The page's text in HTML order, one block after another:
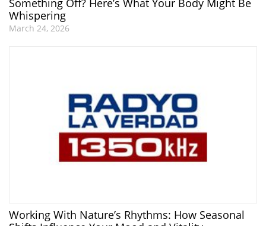
Something Off? Here’s What Your Body Might Be
Whispering
March 24, 2026
Working With Nature’s Rhythms: How Seasonal